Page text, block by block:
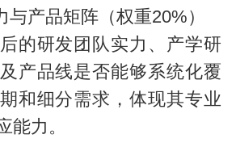
产品矩阵（权重20%）
研发团队实力、产学研
产品线是否能够系统化覆
和细分需求，体现其专业
能力。